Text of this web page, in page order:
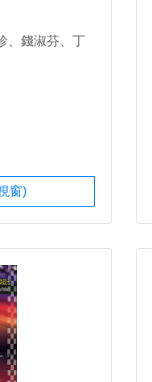
、錢淑芬、丁
窗)